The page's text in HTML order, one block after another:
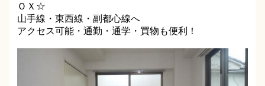
ＯＸ☆
山手線・東西線・副都心線へ
アクセス可能・通勤・通学・買物も便利！